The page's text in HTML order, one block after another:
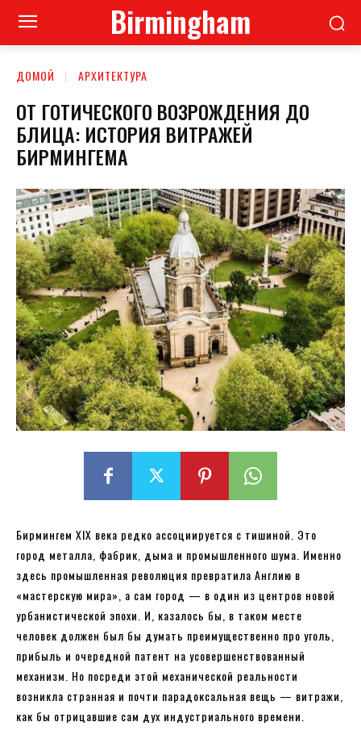
Birmingham
ДОМОЙ АРХИТЕКТУРА
ОТ ГОТИЧЕСКОГО ВОЗРОЖДЕНИЯ ДО
БЛИЦА: ИСТОРИЯ ВИТРАЖЕЙ
БИРМИНГЕМА
Бирмингем XIX века редко ассоциируется с тишиной. Это
город металла, фабрик, дыма и промышленного шума. Именно
здесь промышленная революция превратила Англию в
«мастерскую мира», а сам город — в один из центров новой
урбанистической эпохи. И, казалось бы, в таком месте
человек должен был бы думать преимущественно про уголь,
прибыль и очередной патент на усовершенствованный
механизм. Но посреди этой механической реальности
возникла странная и почти парадоксальная вещь — витражи,
как бы отрицавшие сам дух индустриального времени.